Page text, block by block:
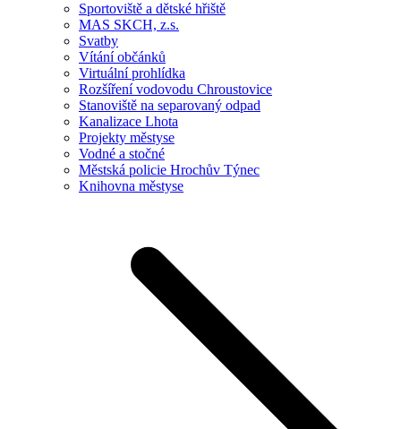
Sportoviště a dětské hřiště
MAS SKCH, z.s.
Svatby
Vítání občánků
Virtuální prohlídka
Rozšíření vodovodu Chroustovice
Stanoviště na separovaný odpad
Kanalizace Lhota
Projekty městyse
Vodné a stočné
Městská policie Hrochův Týnec
Knihovna městyse